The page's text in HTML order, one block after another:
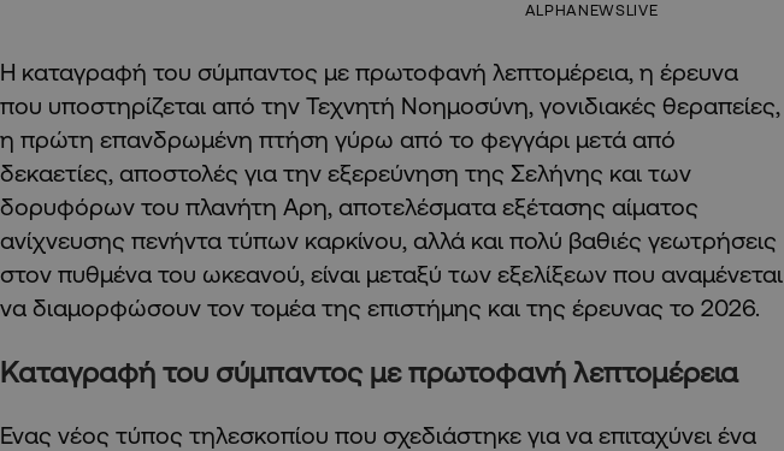
ALPHANEWSLIVE
Η καταγραφή του σύμπαντος με πρωτοφανή λεπτομέρεια, η έρευνα
που υποστηρίζεται από την Τεχνητή Νοημοσύνη, γονιδιακές θεραπείες,
η πρώτη επανδρωμένη πτήση γύρω από το φεγγάρι μετά από
δεκαετίες, αποστολές για την εξερεύνηση της Σελήνης και των
δορυφόρων του πλανήτη Αρη, αποτελέσματα εξέτασης αίματος
ανίχνευσης πενήντα τύπων καρκίνου, αλλά και πολύ βαθιές γεωτρήσεις
στον πυθμένα του ωκεανού, είναι μεταξύ των εξελίξεων που αναμένεται
να διαμορφώσουν τον τομέα της επιστήμης και της έρευνας το 2026.
Καταγραφή του σύμπαντος με πρωτοφανή λεπτομέρεια
Ενας νέος τύπος τηλεσκοπίου που σχεδιάστηκε για να επιταχύνει ένα